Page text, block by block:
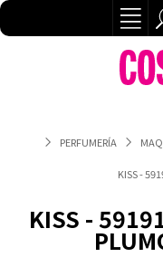
PERFUMERÍA
KISS -
KISS -